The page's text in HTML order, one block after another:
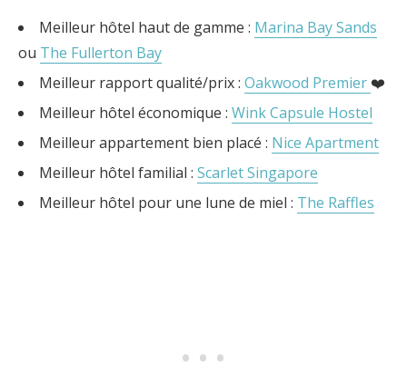
Meilleur hôtel haut de gamme : Marina Bay Sands
ou The Fullerton Bay
Meilleur rapport qualité/prix : Oakwood Premier ❤️
Meilleur hôtel économique : Wink Capsule Hostel
Meilleur appartement bien placé : Nice Apartment
Meilleur hôtel familial : Scarlet Singapore
Meilleur hôtel pour une lune de miel : The Raffles